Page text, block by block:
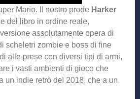
Mario. Il nostro prode Harker
del libro in ordine reale,
assolutamente opera di
scheletri zombie e boss di fine
alle prese con diversi tipi di armi,
i vasti ambienti di gioco che
un indie retrò del 2018, che a un